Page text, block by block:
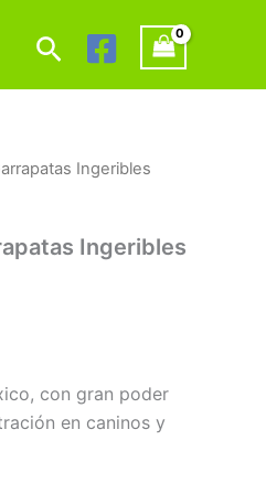
Buscar
Ingeribles
Ingeribles
con gran poder
en caninos y